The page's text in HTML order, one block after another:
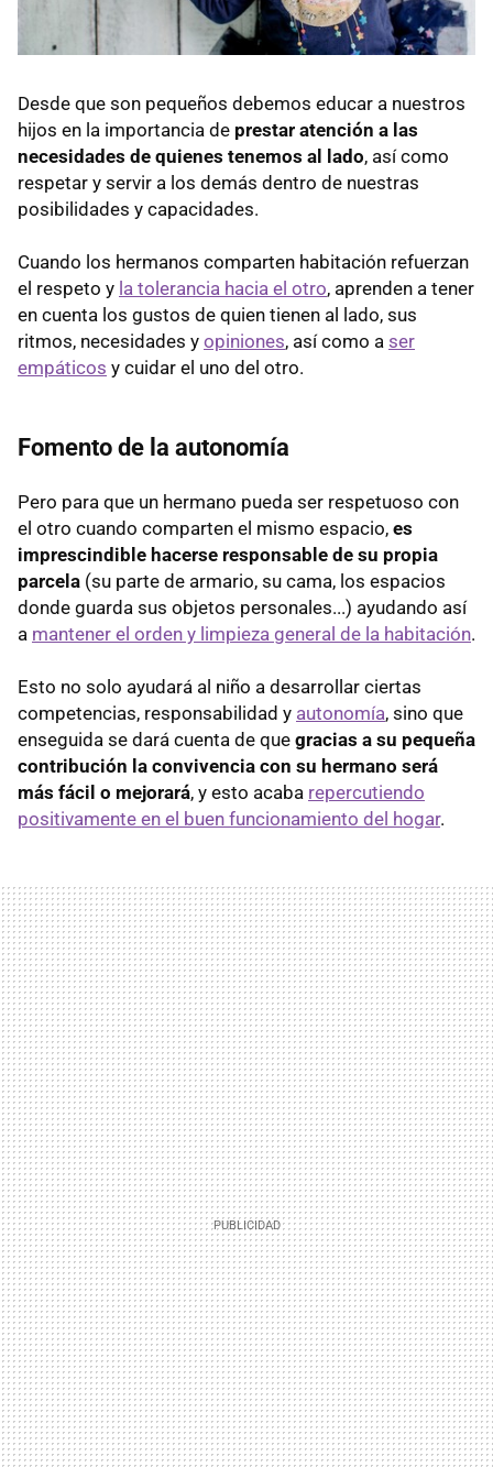
Desde que son pequeños debemos educar a nuestros
hijos en la importancia de prestar atención a las
necesidades de quienes tenemos al lado, así como
respetar y servir a los demás dentro de nuestras
posibilidades y capacidades.
Cuando los hermanos comparten habitación refuerzan
el respeto y la tolerancia hacia el otro, aprenden a tener
en cuenta los gustos de quien tienen al lado, sus
ritmos, necesidades y opiniones, así como a ser
empáticos y cuidar el uno del otro.
Fomento de la autonomía
Pero para que un hermano pueda ser respetuoso con
el otro cuando comparten el mismo espacio, es
imprescindible hacerse responsable de su propia
parcela (su parte de armario, su cama, los espacios
donde guarda sus objetos personales...) ayudando así
a mantener el orden y limpieza general de la habitación.
Esto no solo ayudará al niño a desarrollar ciertas
competencias, responsabilidad y autonomía, sino que
enseguida se dará cuenta de que gracias a su pequeña
contribución la convivencia con su hermano será
más fácil o mejorará, y esto acaba repercutiendo
positivamente en el buen funcionamiento del hogar.